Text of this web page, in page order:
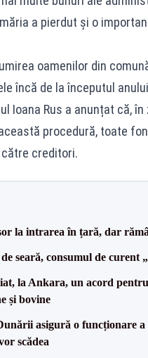
a pierdut și o
oamenilor din
încă de la începutul
Ioana Rus a anunțat că,
procedură, toate
creditori.
la intrarea în țară, dar
seară, consumul de curent
la Ankara, un acord
și bovine
asigură o funcționare
scădea